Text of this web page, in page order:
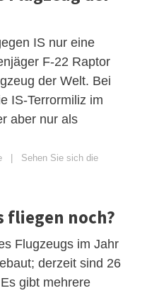
IS nur eine
F-22 Raptor
der Welt. Bei
IS-Terrormiliz im
aber nur als
| Sehen Sie sich die
fliegen noch?
Flugzeugs im Jahr
derzeit sind 26
gibt mehrere